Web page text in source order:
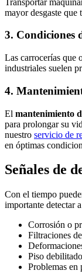
mayor desgaste que
3. Condiciones
Las carrocerías que
industriales suelen
4.
El mantenimiento
para prolongar su
nuestro servicio de
en óptimas
Señales de
Con el tiempo
importante detectar
Corrosión o
Filtraciones
Piso debilitado
Problemas en